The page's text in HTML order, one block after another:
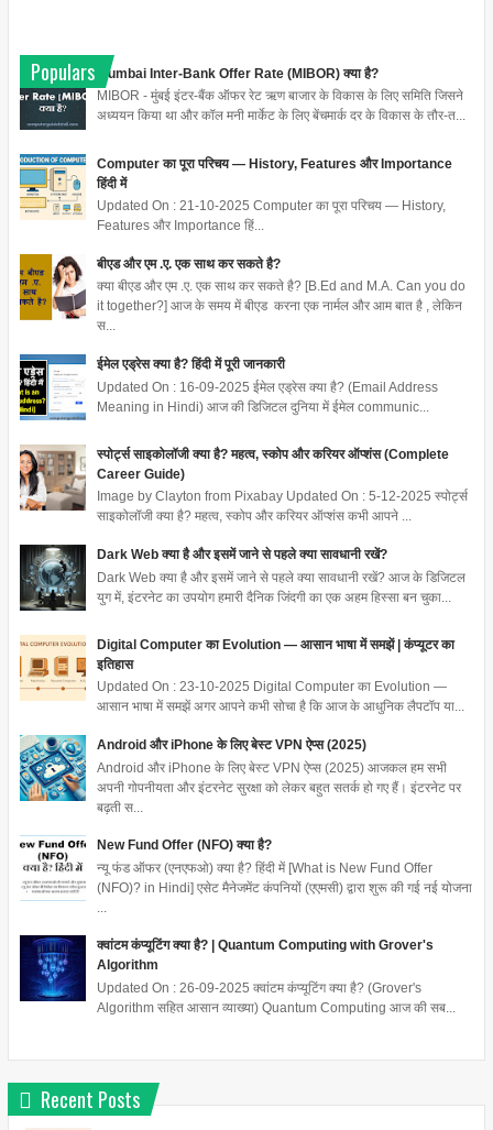
Populars
Mumbai Inter-Bank Offer Rate (MIBOR) क्या है?
MIBOR - मुंबई इंटर-बैंक ऑफर रेट ऋण बाजार के विकास के लिए समिति जिसने
अध्ययन किया था और कॉल मनी मार्केट के लिए बेंचमार्क दर के विकास के तौर-त...
Computer का पूरा परिचय — History, Features और Importance
हिंदी में
Updated On : 21-10-2025 Computer का पूरा परिचय — History,
Features और Importance हिं...
बीएड और एम .ए. एक साथ कर सकते है?
क्या बीएड और एम .ए. एक साथ कर सकते है? [B.Ed and M.A. Can you do
it together?] आज के समय में बीएड करना एक नार्मल और आम बात है , लेकिन
स...
ईमेल एड्रेस क्या है? हिंदी में पूरी जानकारी
Updated On : 16-09-2025 ईमेल एड्रेस क्या है? (Email Address
Meaning in Hindi) आज की डिजिटल दुनिया में ईमेल communic...
स्पोर्ट्स साइकोलॉजी क्या है? महत्व, स्कोप और करियर ऑप्शंस (Complete
Career Guide)
Image by Clayton from Pixabay Updated On : 5-12-2025 स्पोर्ट्स
साइकोलॉजी क्या है? महत्व, स्कोप और करियर ऑप्शंस कभी आपने ...
Dark Web क्या है और इसमें जाने से पहले क्या सावधानी रखें?
Dark Web क्या है और इसमें जाने से पहले क्या सावधानी रखें? आज के डिजिटल
युग में, इंटरनेट का उपयोग हमारी दैनिक जिंदगी का एक अहम हिस्सा बन चुका...
Digital Computer का Evolution — आसान भाषा में समझें | कंप्यूटर का
इतिहास
Updated On : 23-10-2025 Digital Computer का Evolution —
आसान भाषा में समझें अगर आपने कभी सोचा है कि आज के आधुनिक लैपटॉप या...
Android और iPhone के लिए बेस्ट VPN ऐप्स (2025)
Android और iPhone के लिए बेस्ट VPN ऐप्स (2025) आजकल हम सभी
अपनी गोपनीयता और इंटरनेट सुरक्षा को लेकर बहुत सतर्क हो गए हैं। इंटरनेट पर
बढ़ती स...
New Fund Offer (NFO) क्या है?
न्यू फंड ऑफर (एनएफओ) क्या है? हिंदी में [What is New Fund Offer
(NFO)? in Hindi] एसेट मैनेजमेंट कंपनियों (एएमसी) द्वारा शुरू की गई नई योजना
क्वांटम कंप्यूटिंग क्या है? | Quantum Computing with Grover's
Algorithm
Updated On : 26-09-2025 क्वांटम कंप्यूटिंग क्या है? (Grover's
Algorithm सहित आसान व्याख्या) Quantum Computing आज की सब...
Recent Posts